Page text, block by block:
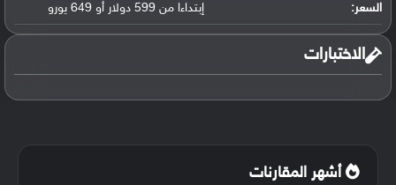
السعر: إبتداءا من 599 دولار أو 649 يورو
الاختبارات
أشهر المقارنات